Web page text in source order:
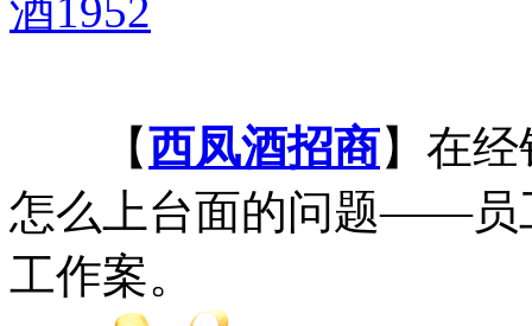
酒1952
【西凤酒招商】在
怎么上台面的问题——员
工作案。